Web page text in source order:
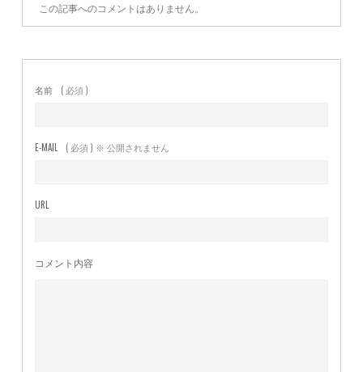
この記事へのコメントはありません。
名前 ( 必須 )
E-MAIL ( 必須 ) ※ 公開されません
URL
コメント内容